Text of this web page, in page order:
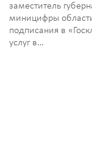
заместитель
миницифры
подписания в
услуг в…